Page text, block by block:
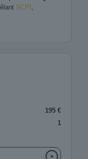
SCPI ,
195 €
1
+